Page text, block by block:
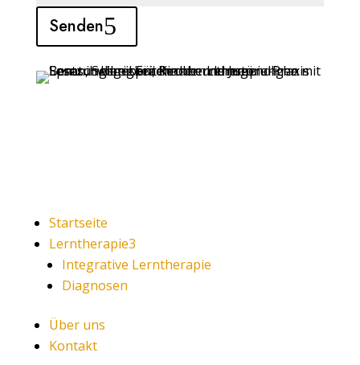
Senden
Startseite
Lerntherapie3
Integrative Lerntherapie
Diagnosen
Über uns
Kontakt